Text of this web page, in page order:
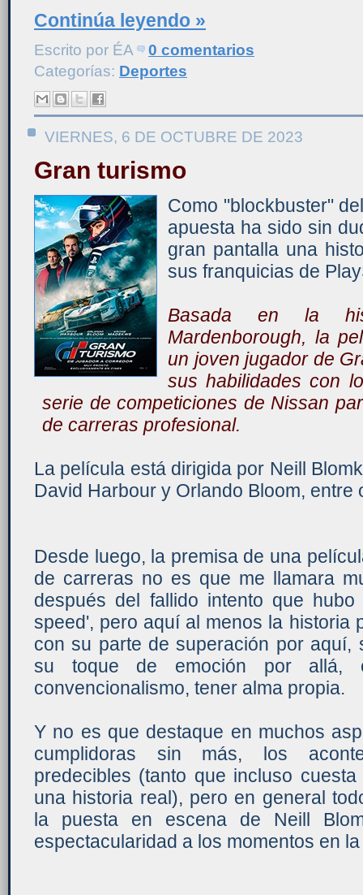
Continúa leyendo »
Escrito por ÉA
0 comentarios
Categorías: Deportes
VIERNES, 6 DE OCTUBRE DE 2023
Gran turismo
Como "blockbuster"
apuesta ha sido sin
gran pantalla una
sus franquicias de
Basada en la
Mardenborough, la
un joven jugador de
sus habilidades con
serie de competiciones de Nissan
de carreras profesional.
La película está dirigida por Neill
David Harbour y Orlando Bloom, entre
Desde luego, la premisa de una
de carreras no es que me llamara
después del fallido intento que
speed', pero aquí al menos la historia
con su parte de superación por aquí,
su toque de emoción por allá,
convencionalismo, tener alma propia.
Y no es que destaque en muchos
cumplidoras sin más, los
predecibles (tanto que incluso
una historia real), pero en general
la puesta en escena de Neill
espectacularidad a los momentos en